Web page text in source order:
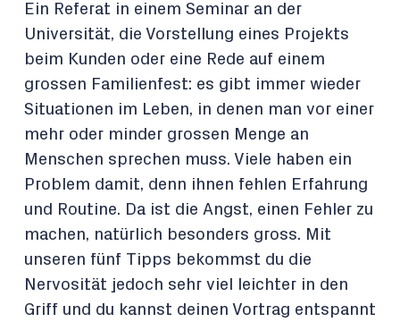
Ein Referat in einem Seminar an der
Universität, die Vorstellung eines Projekts
beim Kunden oder eine Rede auf einem
grossen Familienfest: es gibt immer wieder
Situationen im Leben, in denen man vor einer
mehr oder minder grossen Menge an
Menschen sprechen muss. Viele haben ein
Problem damit, denn ihnen fehlen Erfahrung
und Routine. Da ist die Angst, einen Fehler zu
machen, natürlich besonders gross. Mit
unseren fünf Tipps bekommst du die
Nervosität jedoch sehr viel leichter in den
Griff und du kannst deinen Vortrag entspannt